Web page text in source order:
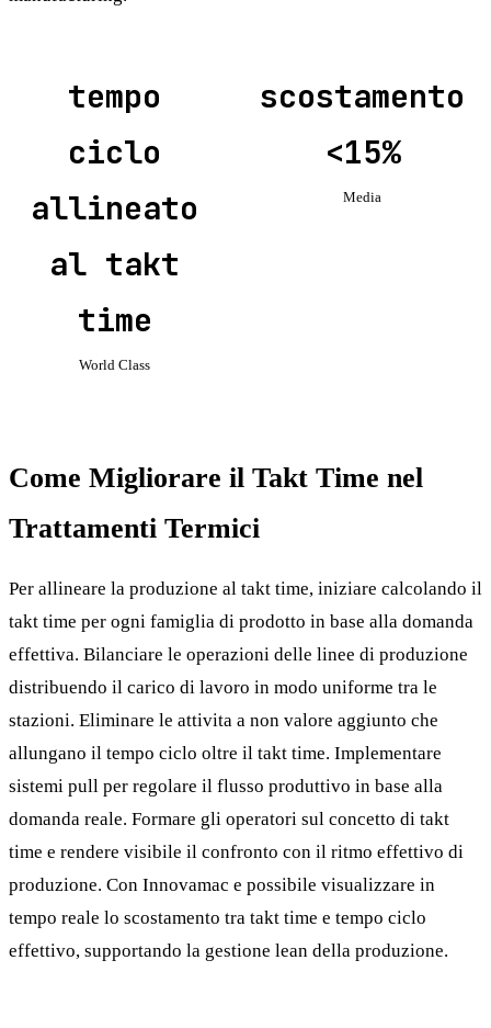
tempo
ciclo
allineato
al takt
time
World Class
scostamento
<15%
Media
Come Migliorare il Takt Time nel
Trattamenti Termici
Per allineare la produzione al takt time, iniziare calcolando il
takt time per ogni famiglia di prodotto in base alla domanda
effettiva. Bilanciare le operazioni delle linee di produzione
distribuendo il carico di lavoro in modo uniforme tra le
stazioni. Eliminare le attivita a non valore aggiunto che
allungano il tempo ciclo oltre il takt time. Implementare
sistemi pull per regolare il flusso produttivo in base alla
domanda reale. Formare gli operatori sul concetto di takt
time e rendere visibile il confronto con il ritmo effettivo di
produzione. Con Innovamac e possibile visualizzare in
tempo reale lo scostamento tra takt time e tempo ciclo
effettivo, supportando la gestione lean della produzione.